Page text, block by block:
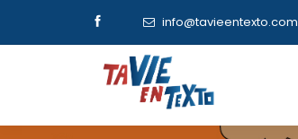
info@tavieentexto.com